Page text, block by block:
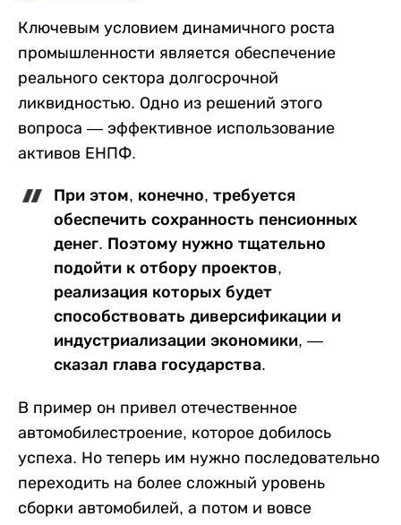
Ключевым условием динамичного роста
промышленности является обеспечение
реального сектора долгосрочной
ликвидностью. Одно из решений этого
вопроса — эффективное использование
активов ЕНПФ.
При этом, конечно, требуется
обеспечить сохранность пенсионных
денег. Поэтому нужно тщательно
подойти к отбору проектов,
реализация которых будет
способствовать диверсификации и
индустриализации экономики, —
сказал глава государства.
В пример он привел отечественное
автомобилестроение, которое добилось
успеха. Но теперь им нужно последовательно
переходить на более сложный уровень
сборки автомобилей, а потом и вовсе